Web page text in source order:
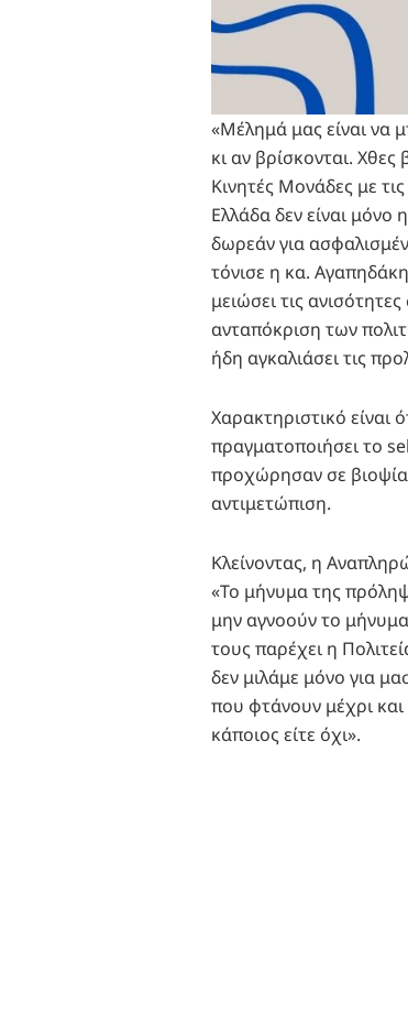
«Μέλημά μας είναι να
κι αν βρίσκονται.
Κινητές Μονάδες με
Ελλάδα δεν είναι μόνο
δωρεάν για
τόνισε η κα.
μειώσει τις
ανταπόκριση των
ήδη αγκαλιάσει τις
Χαρακτηριστικό είναι
πραγματοποιήσει το
προχώρησαν σε
αντιμετώπιση.
Κλείνοντας, η
«Το μήνυμα της
μην αγνοούν το
τους παρέχει η
δεν μιλάμε μόνο για
που φτάνουν μέχρι και
κάποιος είτε όχι».